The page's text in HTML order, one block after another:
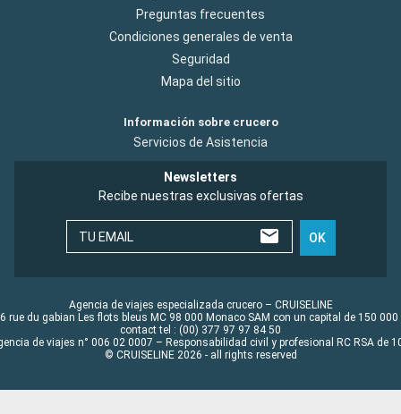
Preguntas frecuentes
Condiciones generales de venta
Seguridad
Mapa del sitio
Información sobre crucero
Servicios de Asistencia
Newsletters
Recibe nuestras exclusivas ofertas
TU EMAIL OK
Agencia de viajes especializada crucero – CRUISELINE
rue du gabian Les flots bleus MC 98 000 Monaco SAM con un capital de 150 000
contact tel : (00) 377 97 97 84 50
de viajes n° 006 02 0007 – Responsabilidad civil y profesional RC RSA de
© CRUISELINE 2026 - all rights reserved